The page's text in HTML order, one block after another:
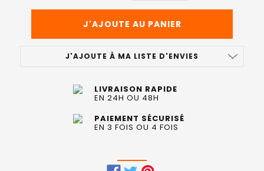
J'AJOUTE À MA LISTE D'ENVIES
LIVRAISON RAPIDE
EN 24H OU 48H
PAIEMENT SÉCURISÉ
EN 3 FOIS OU 4 FOIS